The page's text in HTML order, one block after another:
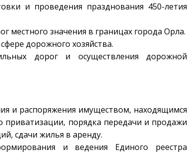
и проведения празднования 450-летия
местного значения в границах города Орла.
дорожного хозяйства.
дорог и осуществления дорожной
и распоряжения имуществом, находящимся
приватизации, порядка передачи и продажи
сдачи жилья в аренду.
и ведения Единого реестра